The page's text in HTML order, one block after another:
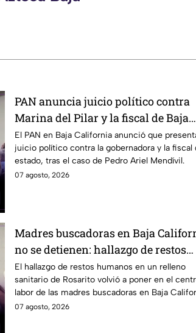
PAN anuncia juicio político contra
Marina del Pilar y la fiscal de Baja
California
El PAN en Baja California anunció que
juicio político contra la gobernadora y la fiscal
estado, tras el caso de Pedro Ariel Mendívil.
07 agosto, 2026
Madres buscadoras en Baja
no se detienen: hallazgo de restos
humanos reaviva la preocupación
El hallazgo de restos humanos en un relleno
sanitario de Rosarito volvió a poner en el
labor de las madres buscadoras en Baja
07 agosto, 2026